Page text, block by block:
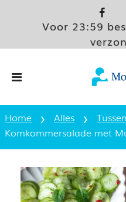
Voor 23:59
Home › Alles ›
Komkommersalade met